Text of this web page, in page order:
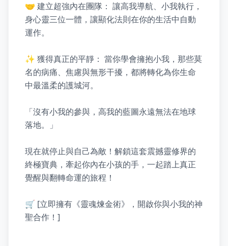
🤝 建立超強內在團隊： 讓高我導航、小我執行，
身心靈三位一體，讓顯化法則在你的生活中自動
運作。
✨ 獲得真正的平靜： 當你學會擁抱小我，那些莫
名的病痛、焦慮與無形干擾，都將轉化為你生命
中最溫柔的護城河。
「沒有小我的參與，高我的藍圖永遠無法在地球
落地。」
現在就停止與自己為敵！解鎖這套震撼靈修界的
終極寶典，牽起你內在小孩的手，一起踏上真正
覺醒與翻轉命運的旅程！
🛒 [立即擁有《靈魂煉金術》，開啟你與小我的神
聖合作！]